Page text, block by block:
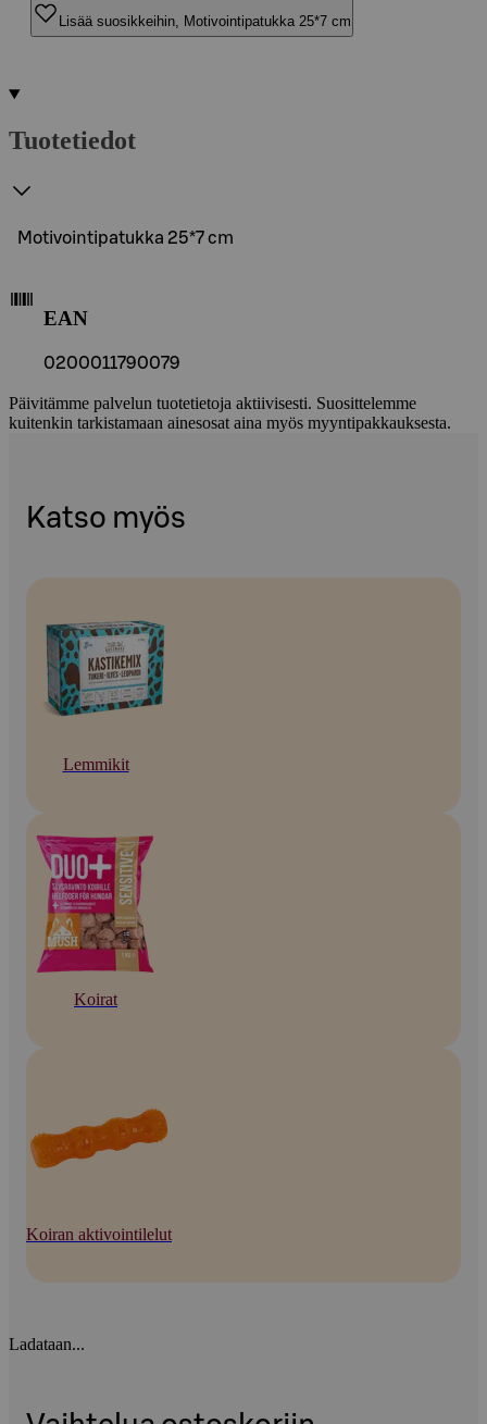
Lisää suosikkeihin, Motivointipatukka 25*7 cm
Tuotetiedot
Motivointipatukka 25*7 cm
EAN
0200011790079
Päivitämme palvelun tuotetietoja aktiivisesti. Suosittelemme
kuitenkin tarkistamaan ainesosat aina myös myyntipakkauksesta.
Katso myös
Lemmikit
Koirat
Koiran aktivointilelut
Ladataan...